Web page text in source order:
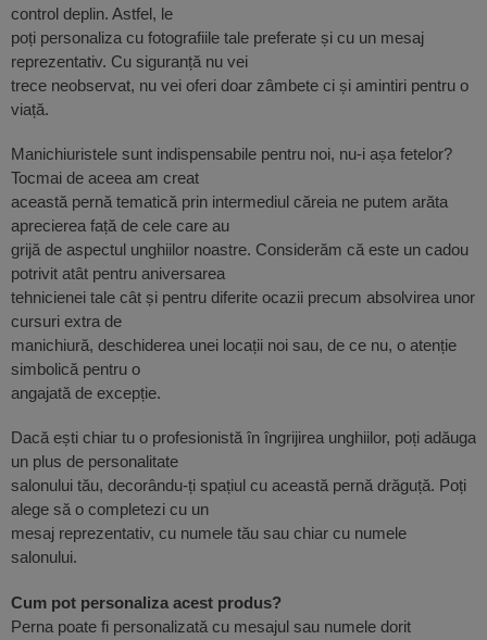
control deplin. Astfel, le
poți personaliza cu fotografiile tale preferate și cu un mesaj
reprezentativ. Cu siguranță nu vei
trece neobservat, nu vei oferi doar zâmbete ci și amintiri pentru o
viață.
Manichiuristele sunt indispensabile pentru noi, nu-i așa fetelor?
Tocmai de aceea am creat
această pernă tematică prin intermediul căreia ne putem arăta
aprecierea față de cele care au
grijă de aspectul unghiilor noastre. Considerăm că este un cadou
potrivit atât pentru aniversarea
tehnicienei tale cât și pentru diferite ocazii precum absolvirea unor
cursuri extra de
manichiură, deschiderea unei locații noi sau, de ce nu, o atenție
simbolică pentru o
angajată de excepție.
Dacă ești chiar tu o profesionistă în îngrijirea unghiilor, poți adăuga
un plus de personalitate
salonului tău, decorându-ți spațiul cu această pernă drăguță. Poți
alege să o completezi cu un
mesaj reprezentativ, cu numele tău sau chiar cu numele
salonului.
Cum pot personaliza acest produs?
Perna poate fi personalizată cu mesajul sau numele dorit